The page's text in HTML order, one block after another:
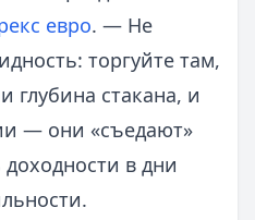
евро. — Не
торгуйте там,
глубина стакана, и
— они «съедают»
в дни